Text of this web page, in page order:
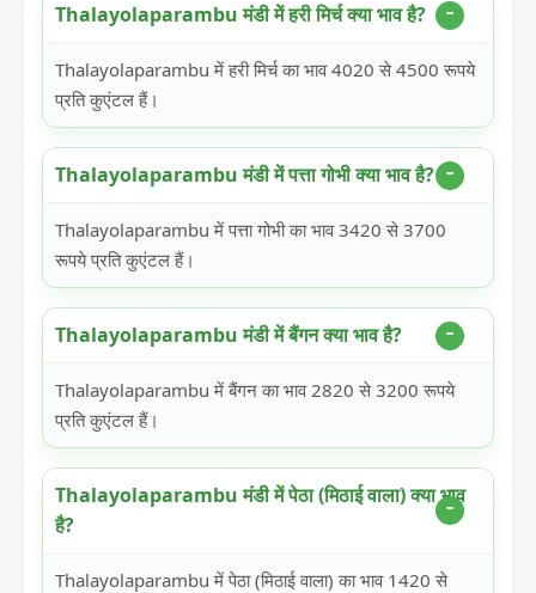
Thalayolaparambu मंडी में हरी मिर्च क्या भाव है?
Thalayolaparambu में हरी मिर्च का भाव 4020 से 4500 रूपये
प्रति कुएंटल हैं।
Thalayolaparambu मंडी में पत्ता गोभी क्या भाव है?
Thalayolaparambu में पत्ता गोभी का भाव 3420 से 3700
रूपये प्रति कुएंटल हैं।
Thalayolaparambu मंडी में बैंगन क्या भाव है?
Thalayolaparambu में बैंगन का भाव 2820 से 3200 रूपये
प्रति कुएंटल हैं।
Thalayolaparambu मंडी में पेठा (मिठाई वाला) क्या भाव
है?
Thalayolaparambu में पेठा (मिठाई वाला) का भाव 1420 से